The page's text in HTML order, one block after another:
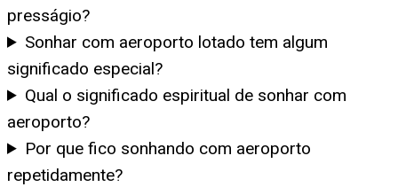
presságio?
Sonhar com aeroporto lotado tem algum
significado especial?
Qual o significado espiritual de sonhar com
aeroporto?
Por que fico sonhando com aeroporto
repetidamente?